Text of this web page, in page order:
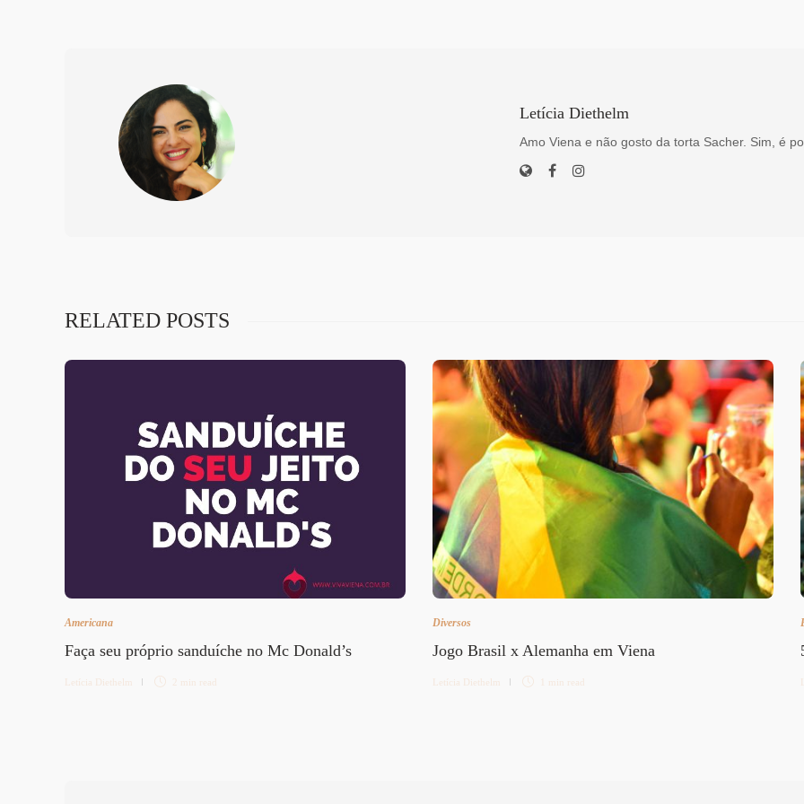
Letícia Diethelm
Amo Viena e não gosto da torta Sacher. Sim, é
RELATED POSTS
Americana
Faça seu próprio sanduíche no Mc Donald’s
Letícia Diethelm 2 min read
Diversos
Jogo Brasil x Alemanha em Viena
Letícia Diethelm 1 min read